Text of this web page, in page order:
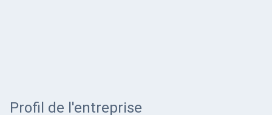
Profil de l'entreprise